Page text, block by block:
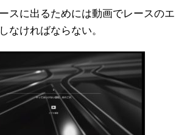
スに出るためには動画でレースのエ
なければならない。